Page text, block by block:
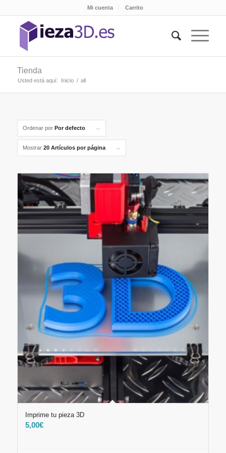
Mi cuenta Carrito
Tienda
Usted está aquí: Inicio / all
Ordenar por Por defecto
Mostrar 20 Artículos por página
Imprime tu pieza 3D
5,00€